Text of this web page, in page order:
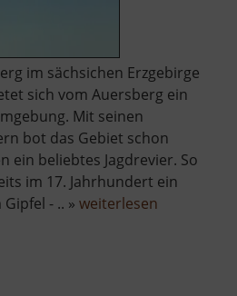
im sächsichen Erzgebirge
sich vom Auersberg ein
Mit seinen
bot das Gebiet schon
ein beliebtes Jagdrevier. So
im 17. Jahrhundert ein
- .. » weiterlesen